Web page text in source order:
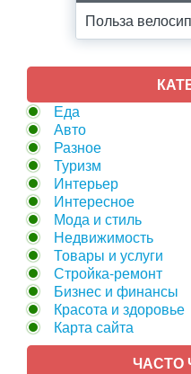
Польза
Еда
Авто
Разное
Туризм
Интерьер
Интересное
Мода и стиль
Недвижимость
Товары и услуги
Стройка-ремонт
Бизнес и финансы
Красота и здоровье
Карта сайта
ЧАСТО